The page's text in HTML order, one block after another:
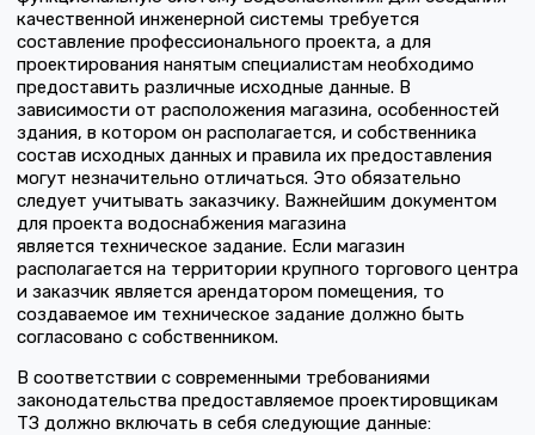
качественной инженерной системы требуется
составление профессионального проекта, а для
проектирования нанятым специалистам необходимо
предоставить различные исходные данные. В
зависимости от расположения магазина, особенностей
здания, в котором он располагается, и собственника
состав исходных данных и правила их предоставления
могут незначительно отличаться. Это обязательно
следует учитывать заказчику. Важнейшим документом
для проекта водоснабжения магазина
является техническое задание. Если магазин
располагается на территории крупного торгового центра
и заказчик является арендатором помещения, то
создаваемое им техническое задание должно быть
согласовано с собственником.
В соответствии с современными требованиями
законодательства предоставляемое проектировщикам
ТЗ должно включать в себя следующие данные: